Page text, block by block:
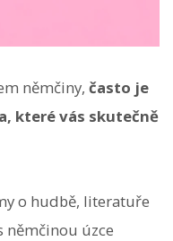
němčiny, často je
které vás skutečně
o hudbě, literatuře
němčinou úzce